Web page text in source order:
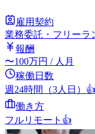
雇用契約
業務委託・フリーラ
報酬
〜100万円 / 人月
稼働日数
週24時間（3人日） 👍
働き方
フルリモート 👍